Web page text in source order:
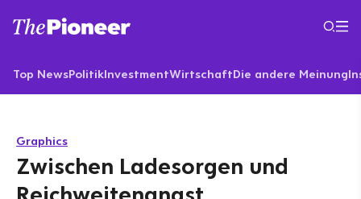
Top NewsPolitikInvestmentWirtschaftDie andere Meinung
Graphics
Zwischen Ladesorgen und